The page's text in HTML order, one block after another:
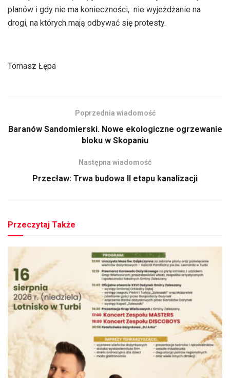
planów i gdy nie ma konieczności, nie wyjeżdżanie na
drogi, na których mają odbywać się protesty.
Tomasz Łępa
Poprzednia wiadomość
Baranów Sandomierski. Nowe ekologiczne ogrzewanie
bloku w Skopaniu
Następna wiadomość
Przecław: Trwa budowa II etapu kanalizacji
Przeczytaj Także